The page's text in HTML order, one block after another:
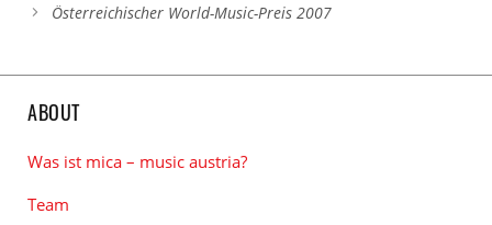
Österreichischer World-Music-Preis 2007
ABOUT
Was ist mica – music austria?
Team